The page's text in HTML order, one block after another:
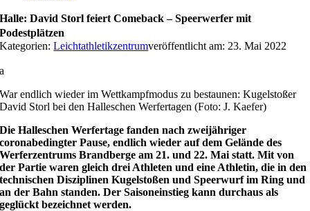
Halle: David Storl feiert Comeback – Speerwerfer mit
Podestplätzen
Kategorien:Leichtathletikzentrumveröffentlicht am: 23. Mai 2022
a
War endlich wieder im Wettkampfmodus zu bestaunen: Kugelstoßer
David Storl bei den Halleschen Werfertagen (Foto: J. Kaefer)
Die Halleschen Werfertage fanden nach zweijähriger
coronabedingter Pause, endlich wieder auf dem Gelände des
Werferzentrums Brandberge am 21. und 22. Mai statt. Mit von
der Partie waren gleich drei Athleten und eine Athletin, die in den
technischen Disziplinen Kugelstoßen und Speerwurf im Ring und
an der Bahn standen. Der Saisoneinstieg kann durchaus als
geglückt bezeichnet werden.